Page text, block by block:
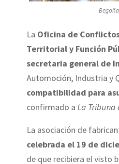
La Oficina de
Territorial y Función
secretaria general de
Automoción, Industria y
compatibilidad para
confirmado a La Tribuna
La asociación de
celebrada el 19 de
de que recibiera el visto